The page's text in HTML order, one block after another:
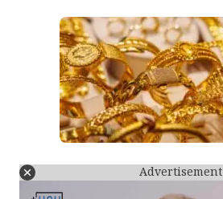
Advertisement